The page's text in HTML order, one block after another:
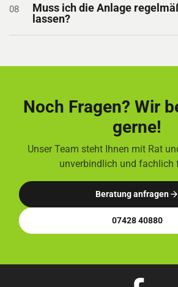
08
Muss ich die Anlage
lassen?
Noch Fragen? Wir
gerne!
Unser Team steht Ihnen mit Rat
unverbindlich und fachlich
Beratung anfragen
07428 40880